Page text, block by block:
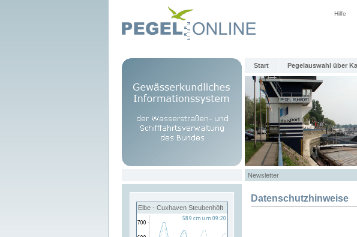
Hilfe
Start Pegelauswahl über
Newsletter
Elbe - Cuxhaven Steubenhöft
Datenschutzhinweise